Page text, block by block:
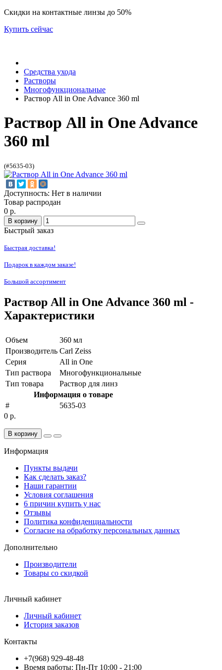
Скидки на контактные линзы до 50%
Купить сейчас
Средства ухода
Растворы
Многофункциональные
Раствор All in Оne Advance 360 ml
Раствор All in Оne Advance
360 ml
(#5635-03)
Доступность: Нет в наличии
Товар распродан
0 р.
В корзину
Быстрый заказ
Быстрая доставка!
Подарок в каждом заказе!
Большой ассортимент
Раствор All in Оne Advance 360 ml -
Характеристики
Объем
360 мл
Производитель Carl Zeiss
Серия
All in One
Тип раствора
Многофункциональные
Тип товара
Раствор для линз
Информация о товаре
#
5635-03
0 р.
В корзину
Информация
Пункты выдачи
Как сделать заказ?
Наши гарантии
Условия соглашения
6 причин купить у нас
Отзывы
Политика конфиденциальности
Согласие на обработку персональных данных
Дополнительно
Производители
Товары со скидкой
Личный кабинет
Личный кабинет
История заказов
Контакты
+7(968) 929-48-48
Время работы: Пн-Пт 10:00 - 21:00